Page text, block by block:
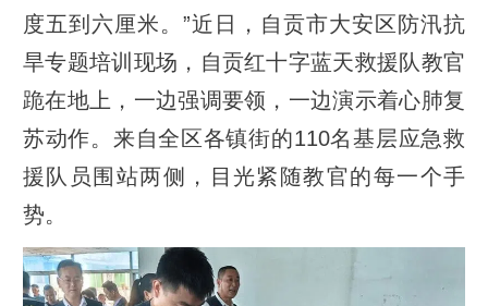
度五到六厘米。”近日，自贡市大安区防汛抗
旱专题培训现场，自贡红十字蓝天救援队教官
跪在地上，一边强调要领，一边演示着心肺复
苏动作。来自全区各镇街的110名基层应急救
援队员围站两侧，目光紧随教官的每一个手
势。